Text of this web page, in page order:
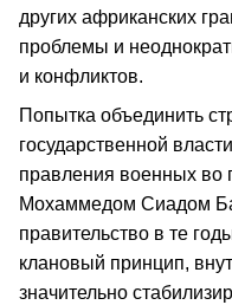
других африканских
проблемы и
и конфликтов.
Попытка объединить
государственной
правления военных во
Мохаммедом Сиадом
правительство в те
клановый принцип,
значительно